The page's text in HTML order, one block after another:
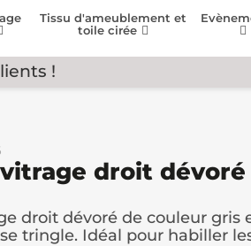
Tissu d'ameublement et
toile cirée
!
droit
droit dévoré de couleur gris
tringle. Idéal pour habiller